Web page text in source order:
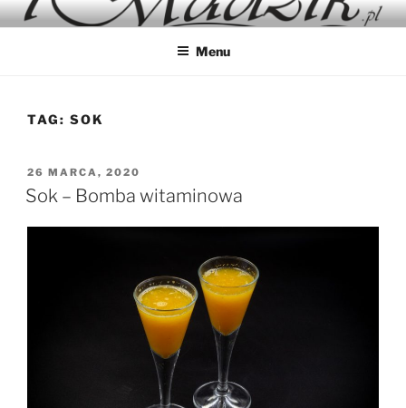
Przejdź
do
IMADZIK
Blog Kulinarny
Menu
TAG: SOK
OPUBLIKOWANE
W
26 MARCA, 2020
Sok – Bomba witaminowa